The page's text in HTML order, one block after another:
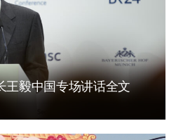
王毅中国专场讲话全文